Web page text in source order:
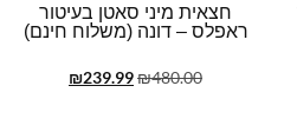
חצאית מיני סאטן בעיטור
ראפלס – דונה (משלוח חינם)
₪480.00
₪239.99